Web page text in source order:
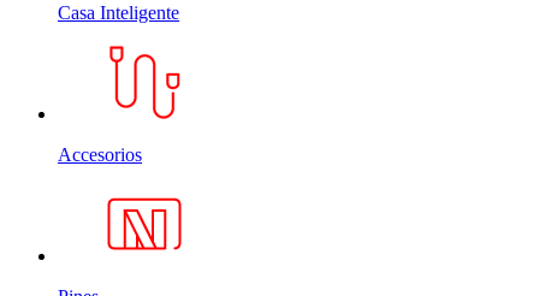
Casa Inteligente
Accesorios